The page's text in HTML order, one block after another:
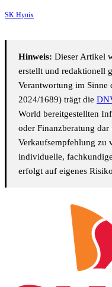
SK Hynix
Hinweis: Dieser Artikel
erstellt und redaktionell
Verantwortung im
2024/1689) trägt die
World bereitgestellten
oder Finanzberatung
Verkaufsempfehlung zu
individuelle,
erfolgt auf eigenes